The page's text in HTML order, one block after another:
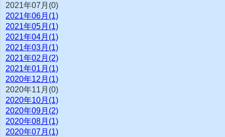
2021年07月(0)
2021年06月(1)
2021年05月(1)
2021年04月(1)
2021年03月(1)
2021年02月(2)
2021年01月(1)
2020年12月(1)
2020年11月(0)
2020年10月(1)
2020年09月(2)
2020年08月(1)
2020年07月(1)